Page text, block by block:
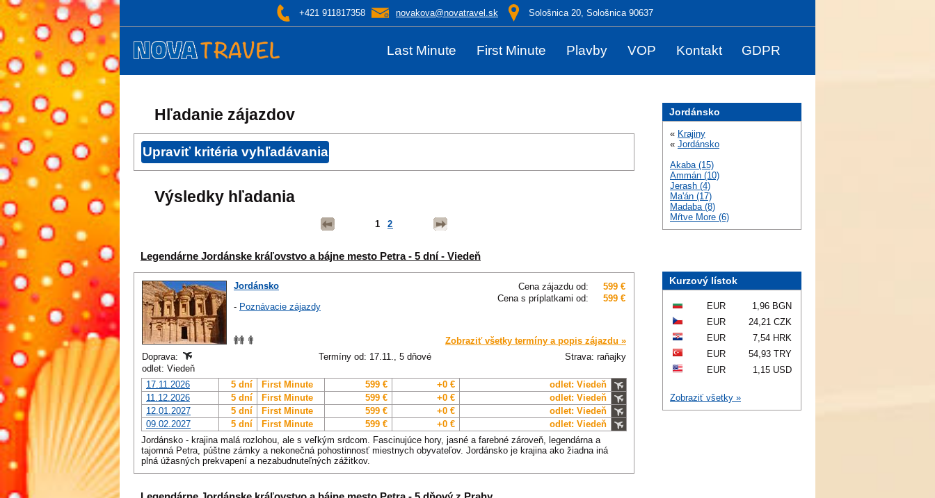
+421 911817358 novakova@novatravel.sk Sološnica 20, Sološnica 90637
Last Minute First Minute Plavby VOP Kontakt GDPR
Hľadanie zájazdov
Výsledky hľadania
1 2
Legendárne Jordánske kráľovstvo a bájne mesto Petra - 5 dní - Viedeň
Cena zájazdu od:
599 €
Cena s príplatkami od:
599 €
Jordánsko
- Poznávacie zájazdy
Zobraziť všetky termíny a popis zájazdu »
Doprava:
Termíny od: 17.11., 5 dňové
Strava: raňajky
odlet: Viedeň
17.11.2026
5 dní First Minute 599 € +0 €
odlet: Viedeň
11.12.2026
5 dní First Minute 599 € +0 €
odlet: Viedeň
12.01.2027
5 dní First Minute 599 € +0 €
odlet: Viedeň
09.02.2027
5 dní First Minute 599 € +0 €
odlet: Viedeň
Jordánsko - krajina malá rozlohou, ale s veľkým srdcom. Fascinujúce hory, jasné a farebné zároveň, legendárna a
tajomná Petra, púštne zámky a nekonečná pohostinnosť miestnych obyvateľov. Jordánsko je krajina ako žiadna iná
plná úžasných prekvapení a nezabudnuteľných zážitkov.
Jordánsko
« Krajiny
« Jordánsko
Akaba (15)
Ammán (10)
Jerash (4)
Ma'án (17)
Madaba (8)
Mŕtve More (6)
Kurzový lístok
EUR
1,96 BGN
EUR
24,21 CZK
EUR
7,54 HRK
EUR
54,93 TRY
EUR
1,15 USD
Zobraziť všetky »